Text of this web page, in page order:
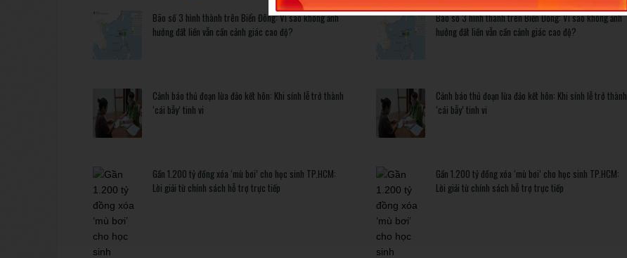
Bão số 3 hình thành trên Biển Đông: Vì sao không ảnh
hưởng đất liền vẫn cần cảnh giác cao độ?
Cảnh báo thủ đoạn lừa đảo kết hôn: Khi sính lễ trở thành
‘cái bẫy’ tinh vi
Gần 1.200 tỷ đồng xóa ‘mù bơi’ cho học sinh TP.HCM:
Lời giải từ chính sách hỗ trợ trực tiếp
Bão số 3 hình thành trên Biển Đông: Vì sao không ảnh
hưởng đất liền vẫn cần cảnh giác cao độ?
Cảnh báo thủ đoạn lừa đảo kết hôn: Khi sính lễ trở thành
‘cái bẫy’ tinh vi
Gần 1.200 tỷ đồng xóa ‘mù bơi’ cho học sinh TP.HCM:
Lời giải từ chính sách hỗ trợ trực tiếp